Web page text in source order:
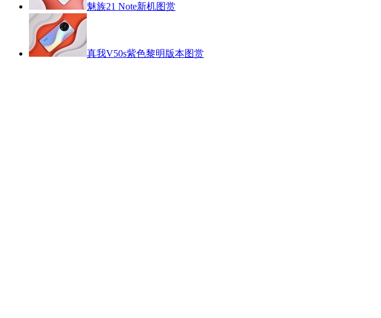
魅族21 Note新机图赏
真我V50s紫色黎明版本图赏